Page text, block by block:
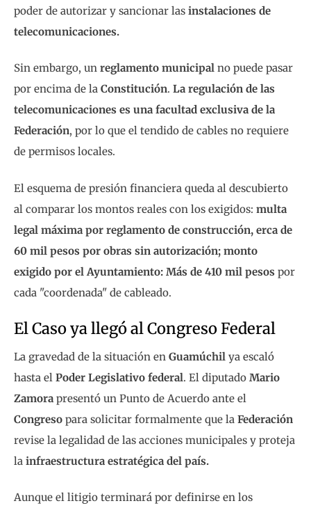
poder de autorizar y sancionar las instalaciones de
telecomunicaciones.
Sin embargo, un reglamento municipal no puede pasar
por encima de la Constitución. La regulación de las
telecomunicaciones es una facultad exclusiva de la
Federación, por lo que el tendido de cables no requiere
de permisos locales.
El esquema de presión financiera queda al descubierto
al comparar los montos reales con los exigidos: multa
legal máxima por reglamento de construcción, erca de
60 mil pesos por obras sin autorización; monto
exigido por el Ayuntamiento: Más de 410 mil pesos por
cada "coordenada" de cableado.
El Caso ya llegó al Congreso Federal
La gravedad de la situación en Guamúchil ya escaló
hasta el Poder Legislativo federal. El diputado Mario
Zamora presentó un Punto de Acuerdo ante el
Congreso para solicitar formalmente que la Federación
revise la legalidad de las acciones municipales y proteja
la infraestructura estratégica del país.
Aunque el litigio terminará por definirse en los